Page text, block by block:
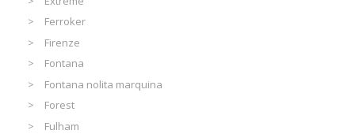
Ferroker
Firenze
Fontana
Fontana nolita marquina
Forest
Fulham